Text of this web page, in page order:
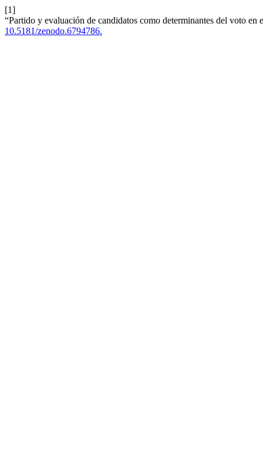
[1]
“Partido y evaluación de candidatos como determinantes del voto en
10.5181/zenodo.6794786.